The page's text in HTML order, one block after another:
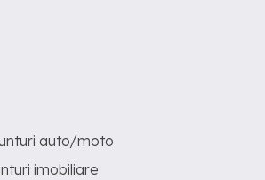
auto/moto
imobiliare